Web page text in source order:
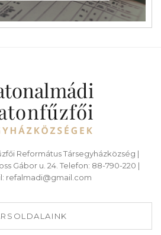
Református Társegyházközség |
Gábor u. 24. Telefon: 88-790-220 |
refalmadi@gmail.com